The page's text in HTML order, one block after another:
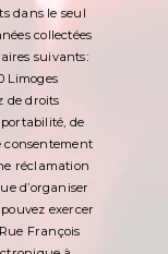
dans le seul
collectées
suivants:
Limoges
de droits
portabilité, de
consentement
réclamation
d’organiser
exercer
François